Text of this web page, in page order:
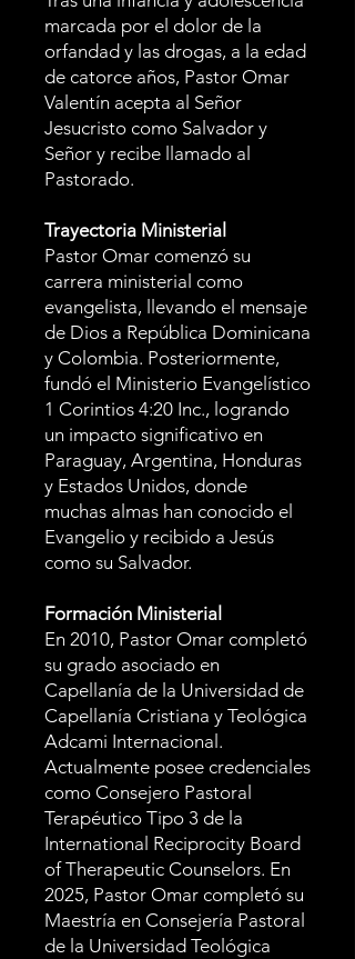
marcada por el dolor de la
orfandad y las drogas, a la edad
de catorce años, Pastor Omar
Valentín acepta al Señor
Jesucristo como Salvador y
Señor y recibe llamado al
Pastorado.
Trayectoria Ministerial
Pastor Omar comenzó su
carrera ministerial como
evangelista, llevando el mensaje
de Dios a República Dominicana
y Colombia. Posteriormente,
fundó el Ministerio Evangelístico
1 Corintios 4:20 Inc., logrando
un impacto significativo en
Paraguay, Argentina, Honduras
y Estados Unidos, donde
muchas almas han conocido el
Evangelio y recibido a Jesús
como su Salvador.
Formación Ministerial
En 2010, Pastor Omar completó
su grado asociado en
Capellanía de la Universidad de
Capellanía Cristiana y Teológica
Adcami Internacional.
Actualmente posee credenciales
como Consejero Pastoral
Terapéutico Tipo 3 de la
International Reciprocity Board
of Therapeutic Counselors. En
2025, Pastor Omar completó su
Maestría en Consejería Pastoral
de la Universidad Teológica